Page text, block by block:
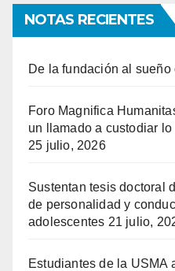
NOTAS RECIENTES
De la fundación al sueño
Foro Magnifica
un llamado a custodiar
25 julio, 2026
Sustentan tesis doctoral
de personalidad y
adolescentes 21 julio,
Estudiantes de la USMA